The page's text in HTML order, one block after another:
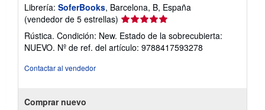
Librería: SoferBooks, Barcelona, B, España
(vendedor de 5 estrellas) Calificación
del
vendedor:
5
Rústica. Condición: New. Estado de la sobrecubierta:
NUEVO. Nº de ref. del artículo: 9788417593278
Contactar al vendedor
Comprar nuevo